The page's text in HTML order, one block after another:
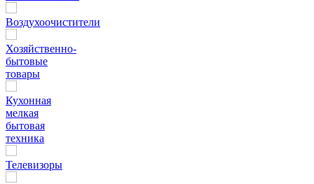
Воздухоочистители
Хозяйственно-
бытовые
товары
Кухонная
мелкая
бытовая
техника
Телевизоры